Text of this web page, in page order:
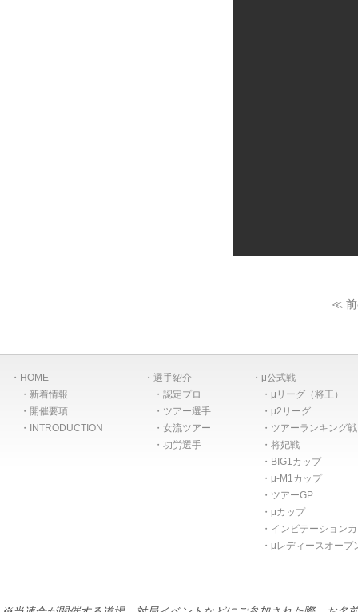
≪ 前
HOME
新着情報
開催要項
INTRODUCTION
選手紹介
認定プロ
ツアー選手
女流ツアー
功労選手
μ公式戦
μリーグ（将王）
μ2リーグ
ツアーランキング
将妃戦
BIG1カップ
μ-M1カップ
ツアーGP
μカップ
インビテーション
μレディースオープ